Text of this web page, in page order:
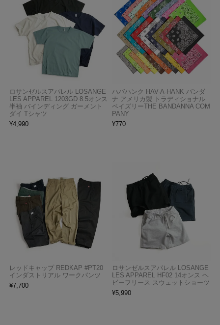
ロサンゼルスアパレル LOSANGE
LES APPAREL 1203GD 8.5オンス
半袖 バインディング ガーメント
ダイ Tシャツ
¥4,990
ハバハンク HAV-A-HANK バンダ
ナ アメリカ製 トラディショナル
ペイズリーTHE BANDANNA COM
PANY
¥770
レッドキャップ REDKAP #PT20
インダストリアル ワークパンツ
¥7,700
ロサンゼルスアパレル LOSANGE
LES APPAREL HF02 14オンス ヘ
ビーフリース スウェットショーツ
¥5,990